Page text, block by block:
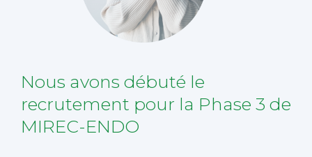
Nous avons débuté le
recrutement pour la Phase 3 de
MIREC-ENDO